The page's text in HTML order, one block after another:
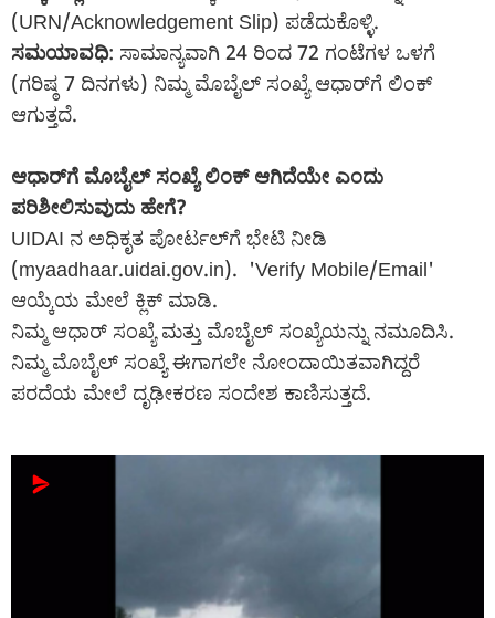
(URN/Acknowledgement Slip) ಪಡೆದುಕೊಳ್ಳಿ.
ಸಮಯಾವಧಿ: ಸಾಮಾನ್ಯವಾಗಿ 24 ರಿಂದ 72 ಗಂಟೆಗಳ ಒಳಗೆ
(ಗರಿಷ್ಠ 7 ದಿನಗಳು) ನಿಮ್ಮ ಮೊಬೈಲ್ ಸಂಖ್ಯೆ ಆಧಾರ್‌ಗೆ ಲಿಂಕ್
ಆಗುತ್ತದೆ.
ಆಧಾರ್‌ಗೆ ಮೊಬೈಲ್ ಸಂಖ್ಯೆ ಲಿಂಕ್ ಆಗಿದೆಯೇ ಎಂದು
ಪರಿಶೀಲಿಸುವುದು ಹೇಗೆ?
UIDAI ನ ಅಧಿಕೃತ ಪೋರ್ಟಲ್‌ಗೆ ಭೇಟಿ ನೀಡಿ
(myaadhaar.uidai.gov.in). 'Verify Mobile/Email'
ಆಯ್ಕೆಯ ಮೇಲೆ ಕ್ಲಿಕ್ ಮಾಡಿ.
ನಿಮ್ಮ ಆಧಾರ್ ಸಂಖ್ಯೆ ಮತ್ತು ಮೊಬೈಲ್ ಸಂಖ್ಯೆಯನ್ನು ನಮೂದಿಸಿ.
ನಿಮ್ಮ ಮೊಬೈಲ್ ಸಂಖ್ಯೆ ಈಗಾಗಲೇ ನೋಂದಾಯಿತವಾಗಿದ್ದರೆ
ಪರದೆಯ ಮೇಲೆ ದೃಢೀಕರಣ ಸಂದೇಶ ಕಾಣಿಸುತ್ತದೆ.